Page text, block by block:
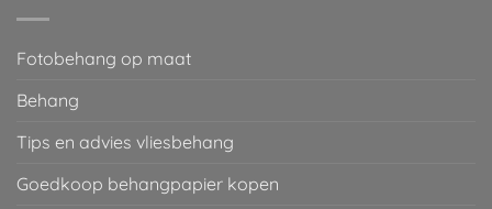
Fotobehang op maat
Behang
Tips en advies vliesbehang
Goedkoop behangpapier kopen